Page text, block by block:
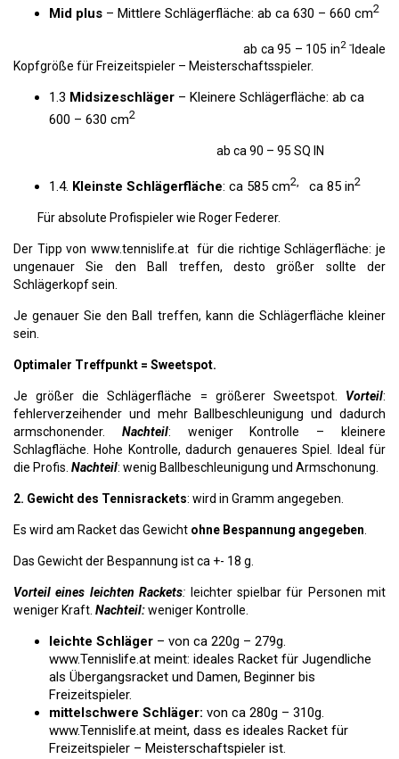
Mid plus – Mittlere Schlägerfläche: ab ca 630 – 660 cm2
ab ca 95 – 105 in2 -Ideale
Kopfgröße für Freizeitspieler – Meisterschaftsspieler.
1.3 Midsizeschläger – Kleinere Schlägerfläche: ab ca
600 – 630 cm2
ab ca 90 – 95 SQ IN
1.4. Kleinste Schlägerfläche: ca 585 cm2, ca 85 in2
Für absolute Profispieler wie Roger Federer.
Der Tipp von www.tennislife.at für die richtige Schlägerfläche: je
ungenauer Sie den Ball treffen, desto größer sollte der
Schlägerkopf sein.
Je genauer Sie den Ball treffen, kann die Schlägerfläche kleiner
sein.
Optimaler Treffpunkt = Sweetspot.
Je größer die Schlägerfläche = größerer Sweetspot. Vorteil:
fehlerverzeihender und mehr Ballbeschleunigung und dadurch
armschonender. Nachteil: weniger Kontrolle – kleinere
Schlagfläche. Hohe Kontrolle, dadurch genaueres Spiel. Ideal für
die Profis. Nachteil: wenig Ballbeschleunigung und Armschonung.
2. Gewicht des Tennisrackets: wird in Gramm angegeben.
Es wird am Racket das Gewicht ohne Bespannung angegeben.
Das Gewicht der Bespannung ist ca +- 18 g.
Vorteil eines leichten Rackets: leichter spielbar für Personen mit
weniger Kraft. Nachteil:weniger Kontrolle.
leichte Schläger – von ca 220g – 279g.
www.Tennislife.at meint: ideales Racket für Jugendliche
als Übergangsracket und Damen, Beginner bis
Freizeitspieler.
mittelschwere Schläger: von ca 280g – 310g.
www.Tennislife.at meint, dass es ideales Racket für
Freizeitspieler – Meisterschaftspieler ist.